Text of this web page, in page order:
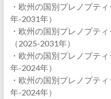
・欧州の国別プレノプテ
年-2031年）
・欧州の国別プレノプテ
（2025-2031年）
・欧州の国別プレノプテ
年-2024年）
・欧州の国別プレノプテ
年-2024年）